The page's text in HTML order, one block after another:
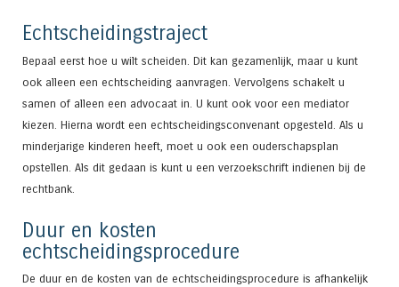
Echtscheidingstraject
Bepaal eerst hoe u wilt scheiden. Dit kan gezamenlijk, maar u kunt
ook alleen een echtscheiding aanvragen. Vervolgens schakelt u
samen of alleen een advocaat in. U kunt ook voor een mediator
kiezen. Hierna wordt een echtscheidingsconvenant opgesteld. Als u
minderjarige kinderen heeft, moet u ook een ouderschapsplan
opstellen. Als dit gedaan is kunt u een verzoekschrift indienen bij de
rechtbank.
Duur en kosten
echtscheidingsprocedure
De duur en de kosten van de echtscheidingsprocedure is afhankelijk